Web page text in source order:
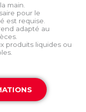
main.
pour le
est requise.
adapté au
produits liquides ou